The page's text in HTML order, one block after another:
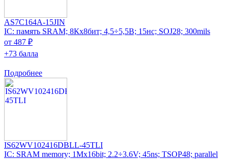
AS7C164A-15JIN
IC: память SRAM; 8Кx8бит; 4,5÷5,5В; 15нс; SOJ28; 300mils
от 487 ₽
+73 балла
Подробнее
IS62WV102416DBLL-45TLI
IC: SRAM memory; 1Mx16bit; 2.2÷3.6V; 45ns; TSOP48; parallel